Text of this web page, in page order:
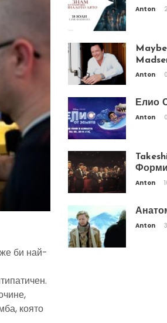
би най-
която
Anton
Anton
Елио
Anton
Форми
Anton
Anton